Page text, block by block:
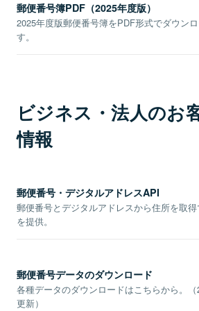
郵便番号簿PDF（2025年度版）
2025年度版郵便番号簿をPDF形式でダウン
す。
ビジネス・法人のお
情報
郵便番号・デジタルアドレスAPI
郵便番号とデジタルアドレスから住所を取
を提供。
郵便番号データのダウンロード
各種データのダウンロードはこちらから。（
更新）